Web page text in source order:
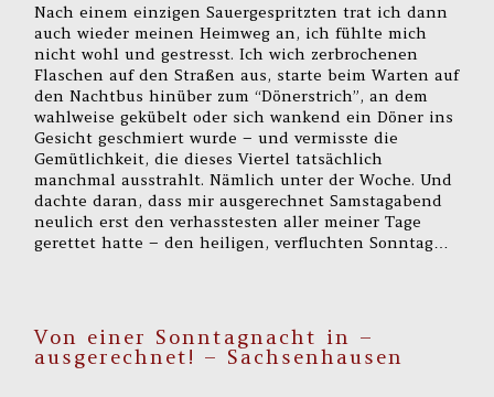
Nach einem einzigen Sauergespritzten trat ich dann
auch wieder meinen Heimweg an, ich fühlte mich
nicht wohl und gestresst. Ich wich zerbrochenen
Flaschen auf den Straßen aus, starte beim Warten auf
den Nachtbus hinüber zum “Dönerstrich”, an dem
wahlweise gekübelt oder sich wankend ein Döner ins
Gesicht geschmiert wurde – und vermisste die
Gemütlichkeit, die dieses Viertel tatsächlich
manchmal ausstrahlt. Nämlich unter der Woche. Und
dachte daran, dass mir ausgerechnet Samstagabend
neulich erst den verhasstesten aller meiner Tage
gerettet hatte – den heiligen, verfluchten Sonntag…
Von einer Sonntagnacht in –
ausgerechnet! – Sachsenhausen